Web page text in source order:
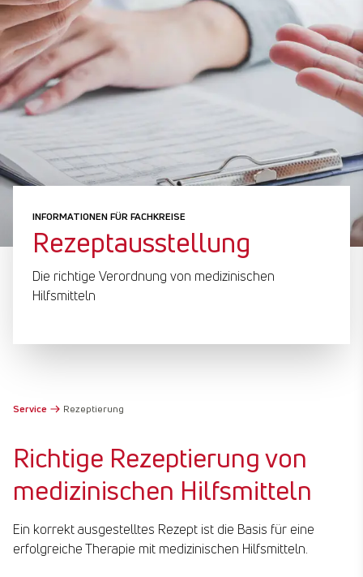
INFORMATIONEN FÜR FACHKREISE
Rezeptausstellung
Die richtige Verordnung von medizinischen
Hilfsmitteln
Service Rezeptierung
Richtige Rezeptierung von
medizinischen Hilfsmitteln
Ein korrekt ausgestelltes Rezept ist die Basis für eine
erfolgreiche Therapie mit medizinischen Hilfsmitteln.